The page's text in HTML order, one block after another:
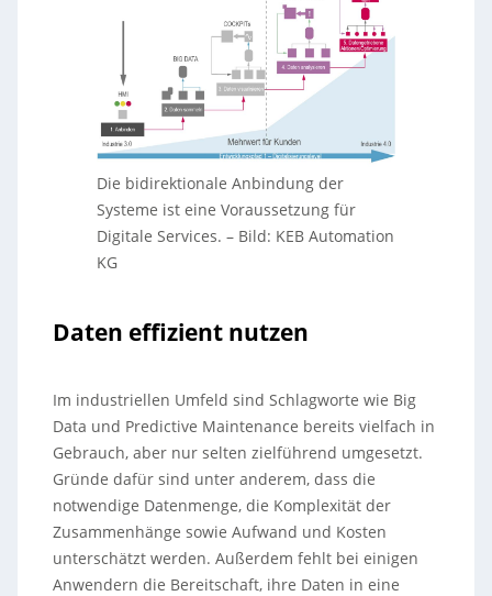
Die bidirektionale Anbindung der
Systeme ist eine Voraussetzung für
Digitale Services. – Bild: KEB Automation
KG
Daten effizient nutzen
Im industriellen Umfeld sind Schlagworte wie Big
Data und Predictive Maintenance bereits vielfach in
Gebrauch, aber nur selten zielführend umgesetzt.
Gründe dafür sind unter anderem, dass die
notwendige Datenmenge, die Komplexität der
Zusammenhänge sowie Aufwand und Kosten
unterschätzt werden. Außerdem fehlt bei einigen
Anwendern die Bereitschaft, ihre Daten in eine